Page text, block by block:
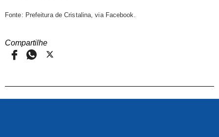
Fonte: Prefeitura de Cristalina, via Facebook.
Compartilhe